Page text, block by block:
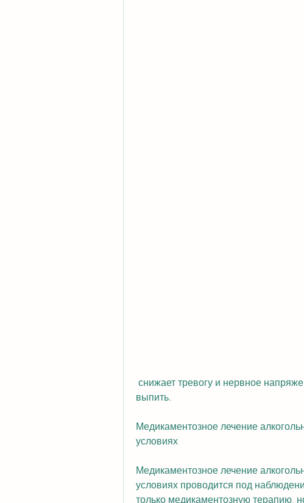
выпить.
Медикаментозное лечение
условиях
Медикаментозное лечение
условиях проводится под
только медикаментозную терапию,